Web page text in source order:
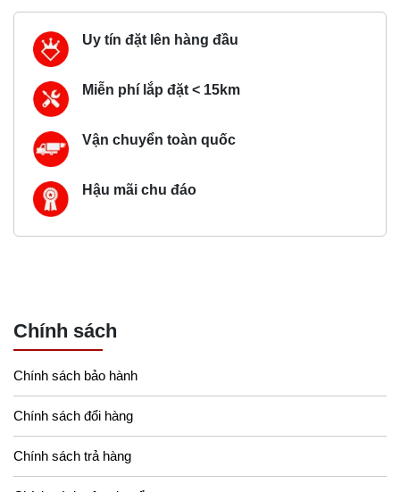
Uy tín đặt lên hàng đầu
Miễn phí lắp đặt < 15km
Vận chuyển toàn quốc
Hậu mãi chu đáo
Chính sách
Chính sách bảo hành
Chính sách đổi hàng
Chính sách trả hàng